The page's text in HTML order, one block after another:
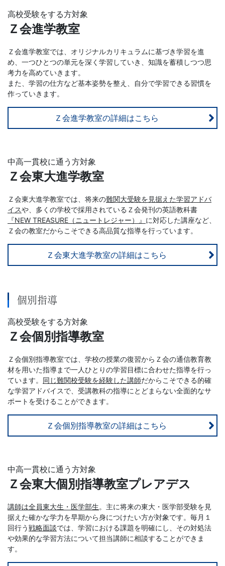
高校受験をする方対象
Ｚ会進学教室
Ｚ会進学教室では、オリジナルカリキュラムに基づき学習を進
め、一つひとつの単元を深く学習していき、知識を蓄積しつつ思
考力を高めていきます。
また、学習の仕方など基本姿勢を整え、自分で学習できる習慣を
作っていきます。
Ｚ会進学教室の詳細はこちら
中高一貫校に通う方対象
Ｚ会東大進学教室
Ｚ会東大進学教室では、将来の難関大受験を見据えた学習アドバ
イスや、多くの学校で採用されている Ｚ会発刊の英語教科書
『NEW TREASURE（ニュートレジャー）』 に対応した講座など、
Ｚ会の教室だからこそできる高品質な指導を行っています。
Ｚ会東大進学教室の詳細はこちら
個別指導
高校受験をする方対象
Ｚ会個別指導教室
Ｚ会個別指導教室では、学校の授業の復習からＺ会の通信教育教
材を用いた指導まで一人ひとりの学習目標に合わせた指導を行っ
ています。 同じ難関校受験を経験した講師だからこそできる的確
な学習アドバイスで、受講教科の指導にとどまらない全面的なサ
ポートを受けることができます。
Ｚ会個別指導教室の詳細はこちら
中高一貫校に通う方対象
Ｚ会東大個別指導教室プレアデス
講師は全員東大生・医学部生。主に将来の東大・医学部受験を見
据えた確かな学力を早期から身につけたい方が対象です。毎月１
回行う戦略面談では、学習における課題を明確にし、その対処法
や効果的な学習方法について担当講師に相談することができま
す。